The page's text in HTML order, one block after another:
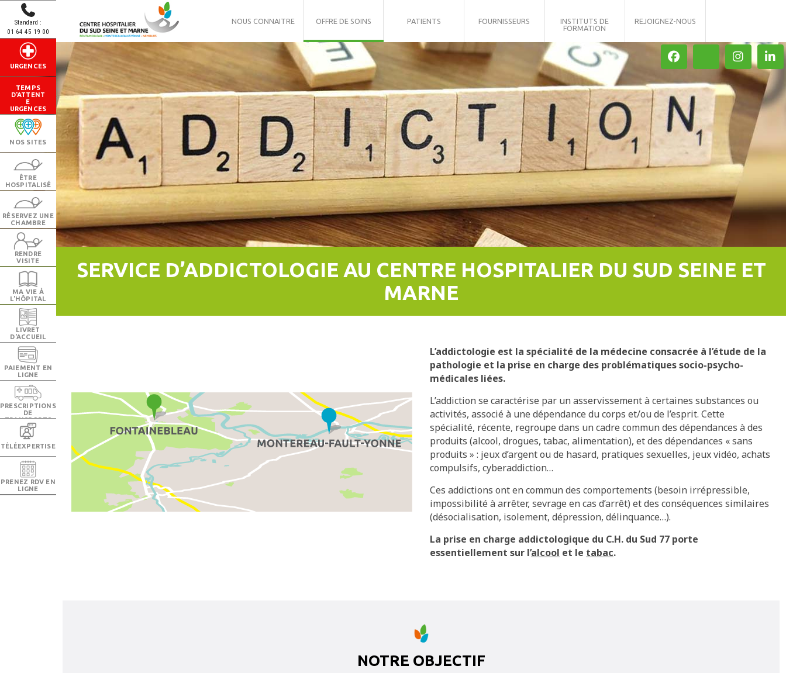
NOUS CONNAITRE OFFRE DE SOINS PATIENTS FOURNISSEURS
INSTITUTS DE
FORMATION
REJOIGNEZ-NOUS
Standard :
01 64 45 19 00
URGENCES
TEMPS
D'ATTENT
E
URGENCES
NOS SITES
ÊTRE
HOSPITALISÉ
RÉSERVEZ UNE
CHAMBRE
RENDRE
VISITE
MA VIE À
L'HÔPITAL
LIVRET
D'ACCUEIL
PAIEMENT EN
LIGNE
PRESCRIPTIONS
DE
TRANSPORTS
TÉLÉEXPERTISE
PRENEZ RDV EN
LIGNE
SERVICE D’ADDICTOLOGIE AU CENTRE HOSPITALIER DU SUD SEINE ET
MARNE
L’addictologie est la spécialité de la médecine consacrée à l’étude de la
pathologie et la prise en charge des problématiques socio-psycho-
médicales liées.
L’addiction se caractérise par un asservissement à certaines substances ou
activités, associé à une dépendance du corps et/ou de l’esprit. Cette
spécialité, récente, regroupe dans un cadre commun des dépendances à des
produits (alcool, drogues, tabac, alimentation), et des dépendances « sans
produits » : jeux d’argent ou de hasard, pratiques sexuelles, jeux vidéo, achats
compulsifs, cyberaddiction…
Ces addictions ont en commun des comportements (besoin irrépressible,
impossibilité à arrêter, sevrage en cas d’arrêt) et des conséquences similaires
(désocialisation, isolement, dépression, délinquance…).
La prise en charge addictologique du C.H. du Sud 77 porte
essentiellement sur l’alcool et le tabac.
NOTRE OBJECTIF